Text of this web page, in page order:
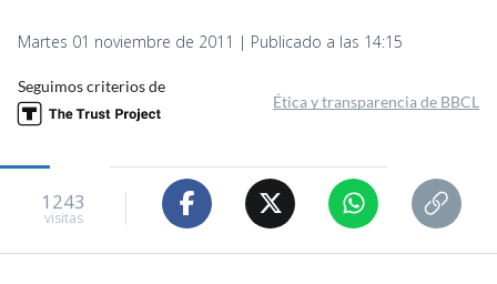
Martes 01 noviembre de 2011 | Publicado a las 14:15
Seguimos criterios de
Ética y transparencia de BBCL
1243
visitas